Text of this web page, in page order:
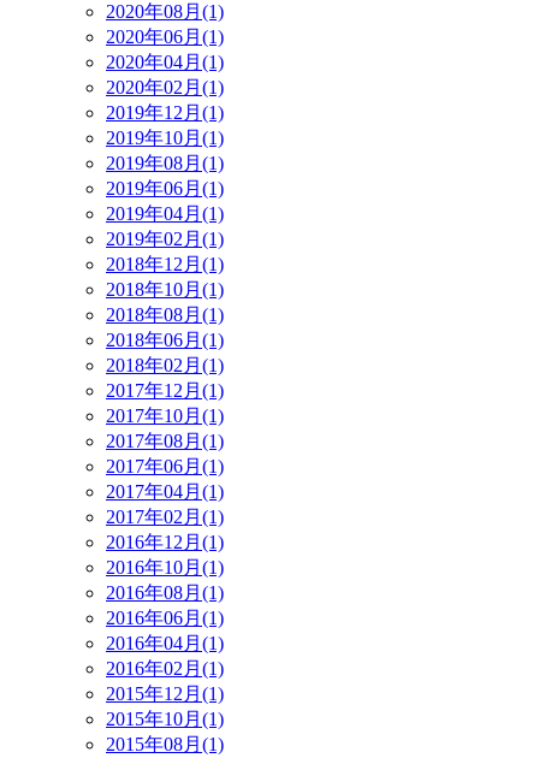
2020年08月(1)
2020年06月(1)
2020年04月(1)
2020年02月(1)
2019年12月(1)
2019年10月(1)
2019年08月(1)
2019年06月(1)
2019年04月(1)
2019年02月(1)
2018年12月(1)
2018年10月(1)
2018年08月(1)
2018年06月(1)
2018年02月(1)
2017年12月(1)
2017年10月(1)
2017年08月(1)
2017年06月(1)
2017年04月(1)
2017年02月(1)
2016年12月(1)
2016年10月(1)
2016年08月(1)
2016年06月(1)
2016年04月(1)
2016年02月(1)
2015年12月(1)
2015年10月(1)
2015年08月(1)